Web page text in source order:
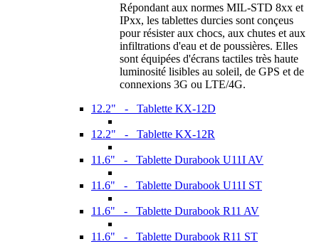
Répondant aux normes MIL-STD 8xx et
IPxx, les tablettes durcies sont conçeus
pour résister aux chocs, aux chutes et aux
infiltrations d'eau et de poussières. Elles
sont équipées d'écrans tactiles très haute
luminosité lisibles au soleil, de GPS et de
connexions 3G ou LTE/4G.
12.2" - Tablette KX-12D
12.2" - Tablette KX-12R
11.6" - Tablette Durabook U11I AV
11.6" - Tablette Durabook U11I ST
11.6" - Tablette Durabook R11 AV
11.6" - Tablette Durabook R11 ST